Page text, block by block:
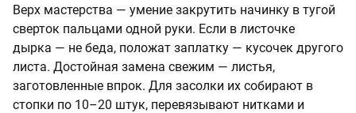
Верх мастерства — умение закрутить начинку в тугой
сверток пальцами одной руки. Если в листочке
дырка — не беда, положат заплатку — кусочек другого
листа. Достойная замена свежим — листья,
заготовленные впрок. Для засолки их собирают в
стопки по 10–20 штук, перевязывают нитками и